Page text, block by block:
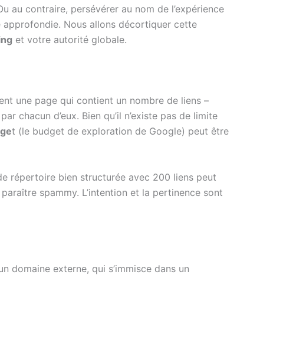
au contraire, persévérer au nom de l’expérience
approfondie. Nous allons décortiquer cette
et votre autorité globale.
une page qui contient un nombre de liens –
chacun d’eux. Bien qu’il n’existe pas de limite
t (le budget de exploration de Google) peut être
répertoire bien structurée avec 200 liens peut
spammy. L’intention et la pertinence sont
domaine externe, qui s’immisce dans un